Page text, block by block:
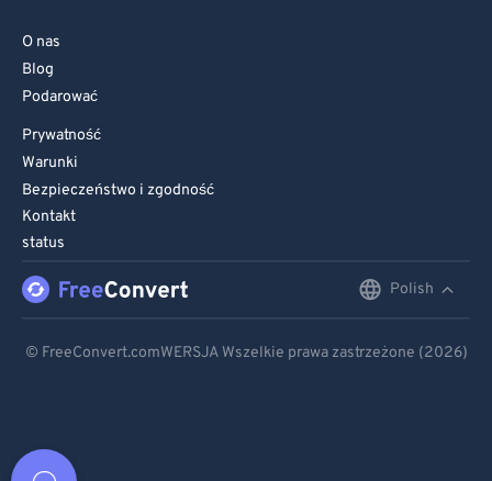
O nas
Blog
Podarować
Prywatność
Warunki
Bezpieczeństwo i zgodność
Kontakt
status
Polish
© FreeConvert.comWERSJA Wszelkie prawa zastrzeżone (2026)